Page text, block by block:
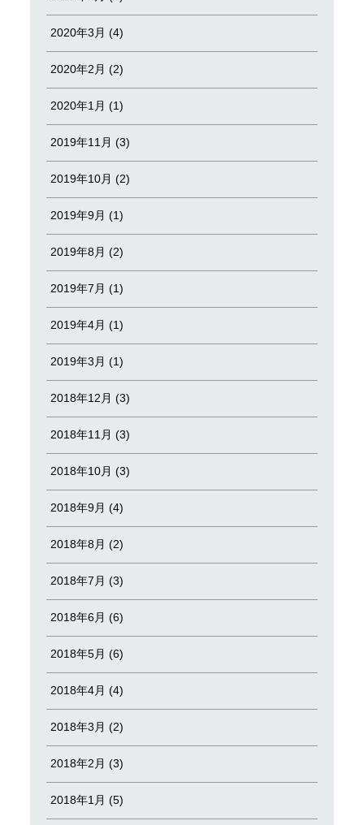
2020年3月 (4)
2020年2月 (2)
2020年1月 (1)
2019年11月 (3)
2019年10月 (2)
2019年9月 (1)
2019年8月 (2)
2019年7月 (1)
2019年4月 (1)
2019年3月 (1)
2018年12月 (3)
2018年11月 (3)
2018年10月 (3)
2018年9月 (4)
2018年8月 (2)
2018年7月 (3)
2018年6月 (6)
2018年5月 (6)
2018年4月 (4)
2018年3月 (2)
2018年2月 (3)
2018年1月 (5)